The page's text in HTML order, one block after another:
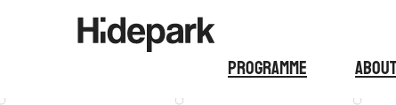
Programme